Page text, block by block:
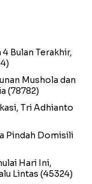
Bulan Terakhir,
Mushola dan
(78782)
Tri Adhianto
Pindah Domisili
Hari Ini,
Lintas (45324)